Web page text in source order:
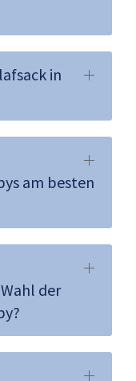
in
am besten
der